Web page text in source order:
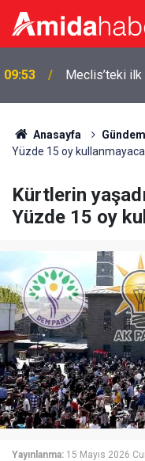
09:53 Meclis’teki ilk
Anasayfa Gündem
Yüzde 15 oy
Kürtlerin
Yüzde 15 oy
Yayınlanma: 15 Mayıs 2026